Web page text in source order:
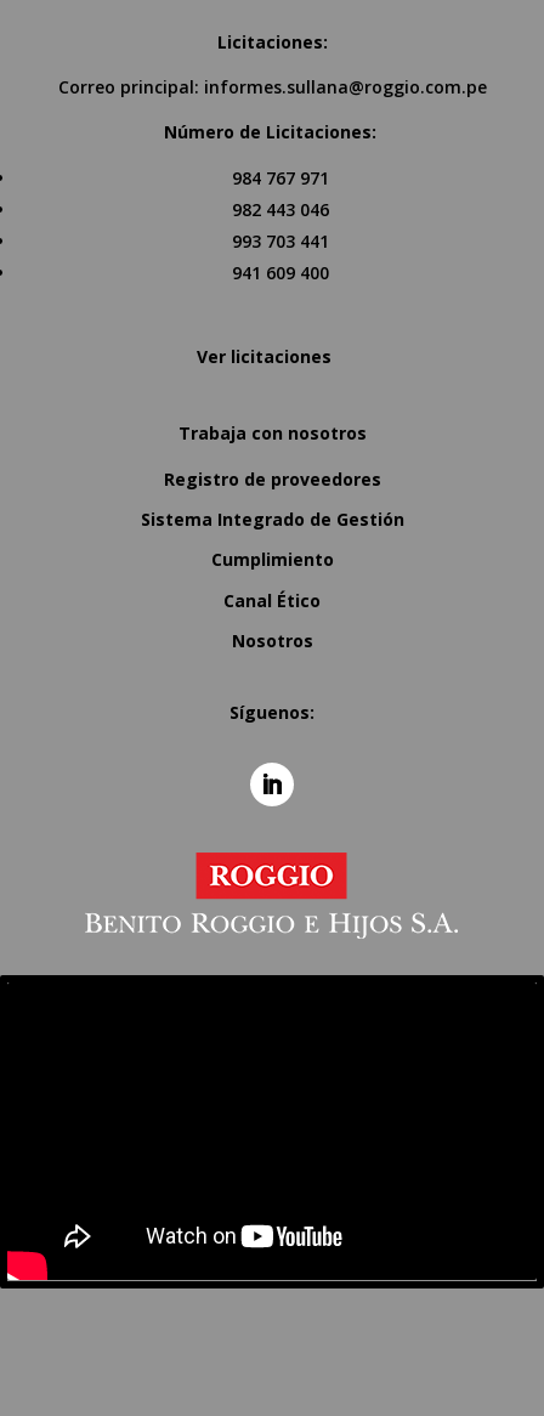
Licitaciones:
Correo principal: informes.sullana@roggio.com.pe
Número de Licitaciones:
984 767 971
982 443 046
993 703 441
941 609 400
Ver licitaciones
Trabaja con nosotros
Registro de proveedores
Sistema Integrado de Gestión
Cumplimiento
Canal Ético
Nosotros
Síguenos: